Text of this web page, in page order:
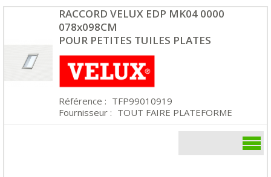
RACCORD VELUX EDP MK04 0000
078x098CM
POUR PETITES TUILES PLATES
Référence : TFP99010919
Fournisseur : TOUT FAIRE PLATEFORME